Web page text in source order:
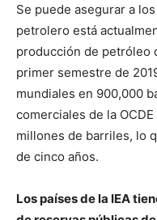
Se puede asegurar a
petrolero está
producción de petróleo
primer semestre de
mundiales en 900,000
comerciales de la
millones de barriles, lo
de cinco años.
Los países de la IEA